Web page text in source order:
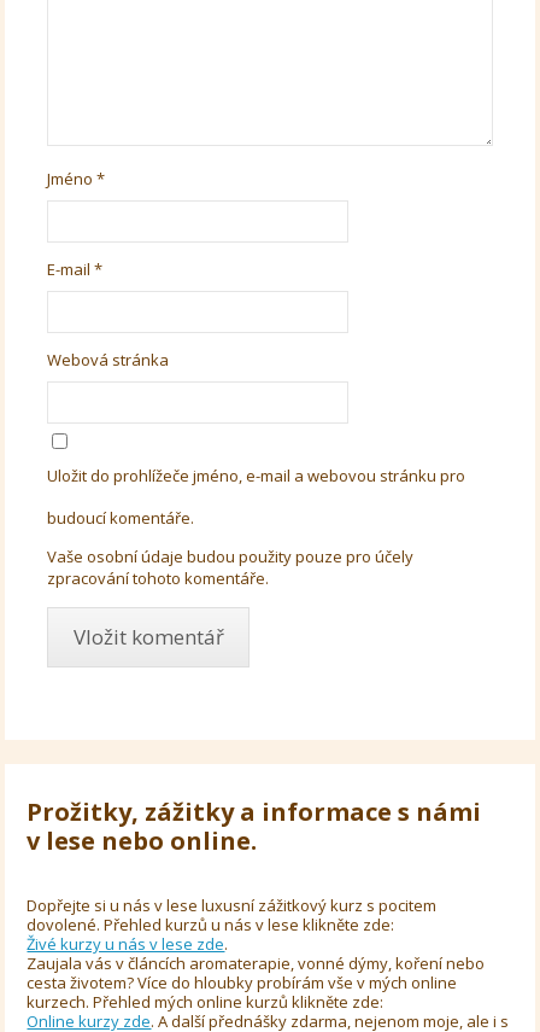
Jméno*
E-mail*
Webová stránka
Uložit do prohlížeče jméno, e-mail a webovou stránku pro
budoucí komentáře.
Vaše osobní údaje budou použity pouze pro účely
zpracování tohoto komentáře.
Prožitky, zážitky a informace s námi
v lese nebo online.
Dopřejte si u nás v lese luxusní zážitkový kurz s pocitem
dovolené. Přehled kurzů u nás v lese klikněte zde:
Živé kurzy u nás v lese zde.
Zaujala vás v článcích aromaterapie, vonné dýmy, koření nebo
cesta životem? Více do hloubky probírám vše v mých online
kurzech. Přehled mých online kurzů klikněte zde:
Online kurzy zde. A další přednášky zdarma, nejenom moje, ale i s